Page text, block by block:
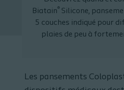
Biatain® Silicone,
5 couches indiqué pour
plaies de peu à
Les pansements